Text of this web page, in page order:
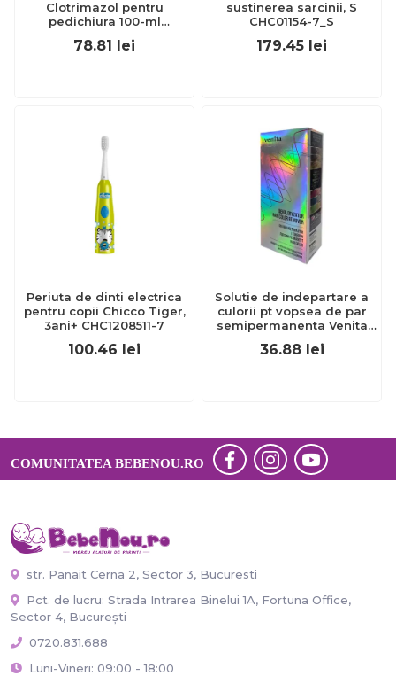
Clotrimazol pentru
pedichiura 100-ml
EXL359_918
78.81 lei
sustinerea sarcinii, S
CHC01154-7_S
179.45 lei
Periuta de dinti electrica
pentru copii Chicco Tiger,
3ani+ CHC1208511-7
100.46 lei
Solutie de indepartare a
culorii pt vopsea de par
semipermanenta Venita
Hair Color Remover, 115ml
15 ml
36.88 lei
COMUNITATEA BEBENOU.RO
str. Panait Cerna 2, Sector 3, Bucuresti
Pct. de lucru: Strada Intrarea Binelui 1A, Fortuna Office,
Sector 4, București
0720.831.688
Luni-Vineri: 09:00 - 18:00